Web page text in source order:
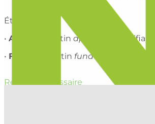
Étymologie :
• Appel : Du latin appellare , signifiant
• Fonds : Du latin fundus
Retour au glossaire